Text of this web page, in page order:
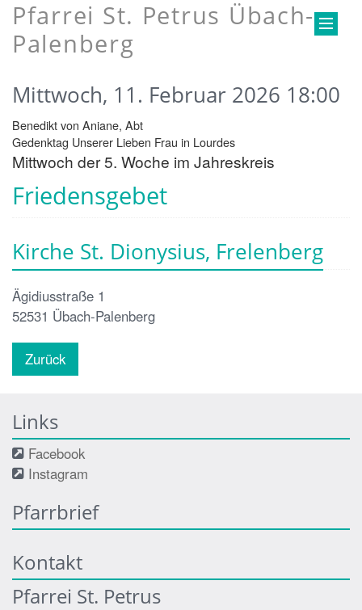
Pfarrei St. Petrus Übach-
Palenberg
Friedensgebet
Mittwoch, 11. Februar 2026 18:00
Benedikt von Aniane, Abt
Gedenktag Unserer Lieben Frau in Lourdes
Mittwoch der 5. Woche im Jahreskreis
Kirche St. Dionysius, Frelenberg
Ägidiusstraße 1
52531 Übach-Palenberg
Zurück
Links
Facebook
Instagram
Pfarrbrief
Kontakt
Pfarrei St. Petrus